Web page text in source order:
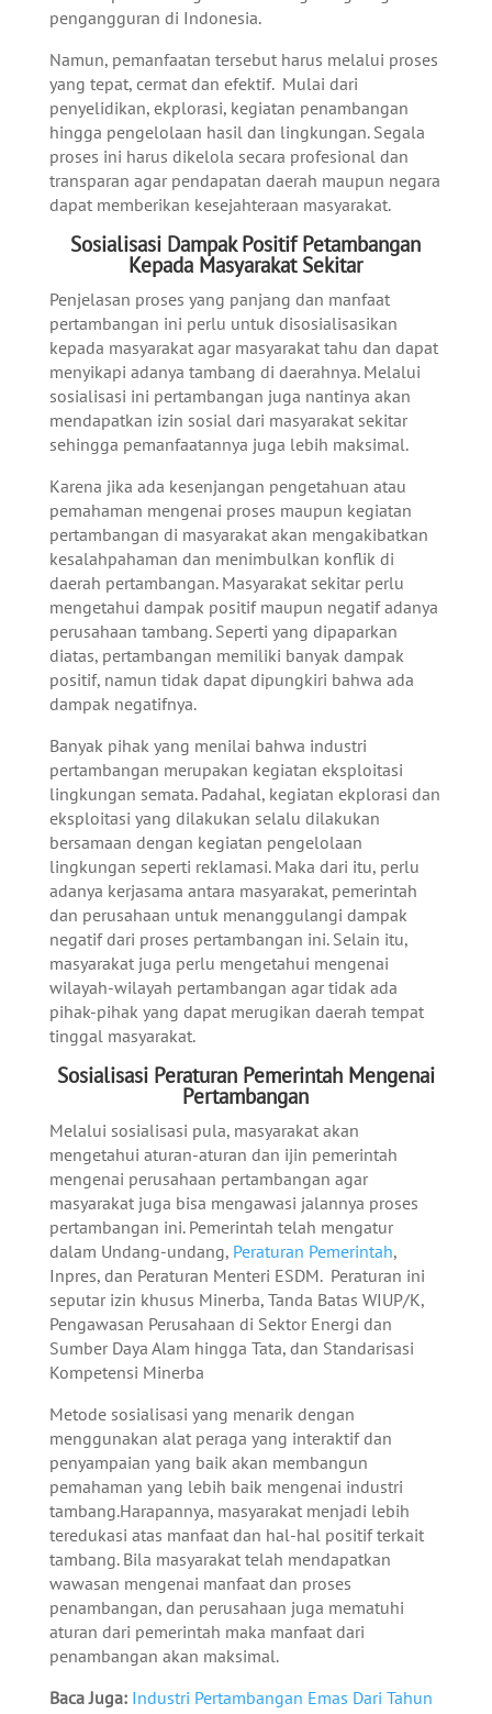
pengangguran di Indonesia.
Namun, pemanfaatan tersebut harus melalui proses
yang tepat, cermat dan efektif. Mulai dari
penyelidikan, ekplorasi, kegiatan penambangan
hingga pengelolaan hasil dan lingkungan. Segala
proses ini harus dikelola secara profesional dan
transparan agar pendapatan daerah maupun negara
dapat memberikan kesejahteraan masyarakat.
Sosialisasi Dampak Positif Petambangan
Kepada Masyarakat Sekitar
Penjelasan proses yang panjang dan manfaat
pertambangan ini perlu untuk disosialisasikan
kepada masyarakat agar masyarakat tahu dan dapat
menyikapi adanya tambang di daerahnya. Melalui
sosialisasi ini pertambangan juga nantinya akan
mendapatkan izin sosial dari masyarakat sekitar
sehingga pemanfaatannya juga lebih maksimal.
Karena jika ada kesenjangan pengetahuan atau
pemahaman mengenai proses maupun kegiatan
pertambangan di masyarakat akan mengakibatkan
kesalahpahaman dan menimbulkan konflik di
daerah pertambangan. Masyarakat sekitar perlu
mengetahui dampak positif maupun negatif adanya
perusahaan tambang. Seperti yang dipaparkan
diatas, pertambangan memiliki banyak dampak
positif, namun tidak dapat dipungkiri bahwa ada
dampak negatifnya.
Banyak pihak yang menilai bahwa industri
pertambangan merupakan kegiatan eksploitasi
lingkungan semata. Padahal, kegiatan ekplorasi dan
eksploitasi yang dilakukan selalu dilakukan
bersamaan dengan kegiatan pengelolaan
lingkungan seperti reklamasi. Maka dari itu, perlu
adanya kerjasama antara masyarakat, pemerintah
dan perusahaan untuk menanggulangi dampak
negatif dari proses pertambangan ini. Selain itu,
masyarakat juga perlu mengetahui mengenai
wilayah-wilayah pertambangan agar tidak ada
pihak-pihak yang dapat merugikan daerah tempat
tinggal masyarakat.
Sosialisasi Peraturan Pemerintah Mengenai
Pertambangan
Melalui sosialisasi pula, masyarakat akan
mengetahui aturan-aturan dan ijin pemerintah
mengenai perusahaan pertambangan agar
masyarakat juga bisa mengawasi jalannya proses
pertambangan ini. Pemerintah telah mengatur
dalam Undang-undang, Peraturan Pemerintah,
Inpres, dan Peraturan Menteri ESDM. Peraturan ini
seputar izin khusus Minerba, Tanda Batas WIUP/K,
Pengawasan Perusahaan di Sektor Energi dan
Sumber Daya Alam hingga Tata, dan Standarisasi
Kompetensi Minerba
Metode sosialisasi yang menarik dengan
menggunakan alat peraga yang interaktif dan
penyampaian yang baik akan membangun
pemahaman yang lebih baik mengenai industri
tambang.Harapannya, masyarakat menjadi lebih
teredukasi atas manfaat dan hal-hal positif terkait
tambang. Bila masyarakat telah mendapatkan
wawasan mengenai manfaat dan proses
penambangan, dan perusahaan juga mematuhi
aturan dari pemerintah maka manfaat dari
penambangan akan maksimal.
Baca Juga: Industri Pertambangan Emas Dari Tahun